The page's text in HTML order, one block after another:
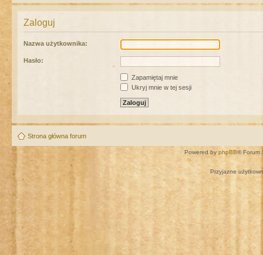
Zaloguj
Nazwa użytkownika:
Hasło:
Zapamiętaj mnie
Ukryj mnie w tej sesji
Strona główna forum
Powered by phpBB® Forum
Przyjazne